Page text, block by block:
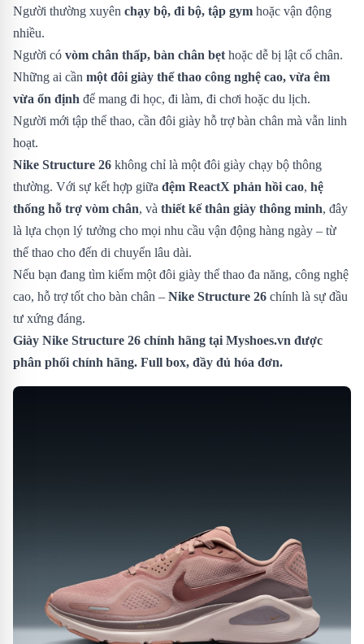
Người thường xuyên chạy bộ, đi bộ, tập gym hoặc vận động
nhiều.
Người có vòm chân thấp, bàn chân bẹt hoặc dễ bị lật cổ chân.
Những ai cần một đôi giày thể thao công nghệ cao, vừa êm
vừa ổn định để mang đi học, đi làm, đi chơi hoặc du lịch.
Người mới tập thể thao, cần đôi giày hỗ trợ bàn chân mà vẫn linh
hoạt.
Nike Structure 26 không chỉ là một đôi giày chạy bộ thông
thường. Với sự kết hợp giữa đệm ReactX phản hồi cao, hệ
thống hỗ trợ vòm chân, và thiết kế thân giày thông minh, đây
là lựa chọn lý tưởng cho mọi nhu cầu vận động hàng ngày – từ
thể thao cho đến di chuyển lâu dài.
Nếu bạn đang tìm kiếm một đôi giày thể thao đa năng, công nghệ
cao, hỗ trợ tốt cho bàn chân – Nike Structure 26 chính là sự đầu
tư xứng đáng.
Giày Nike Structure 26 chính hãng tại Myshoes.vn được
phân phối chính hãng. Full box, đầy đủ hóa đơn.